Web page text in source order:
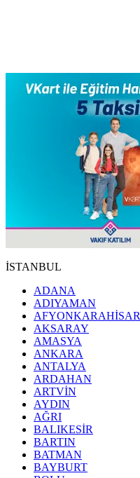
İSTANBUL
ADANA
ADIYAMAN
AFYONKARAHİSAR
AKSARAY
AMASYA
ANKARA
ANTALYA
ARDAHAN
ARTVİN
AYDIN
AĞRI
BALIKESİR
BARTIN
BATMAN
BAYBURT